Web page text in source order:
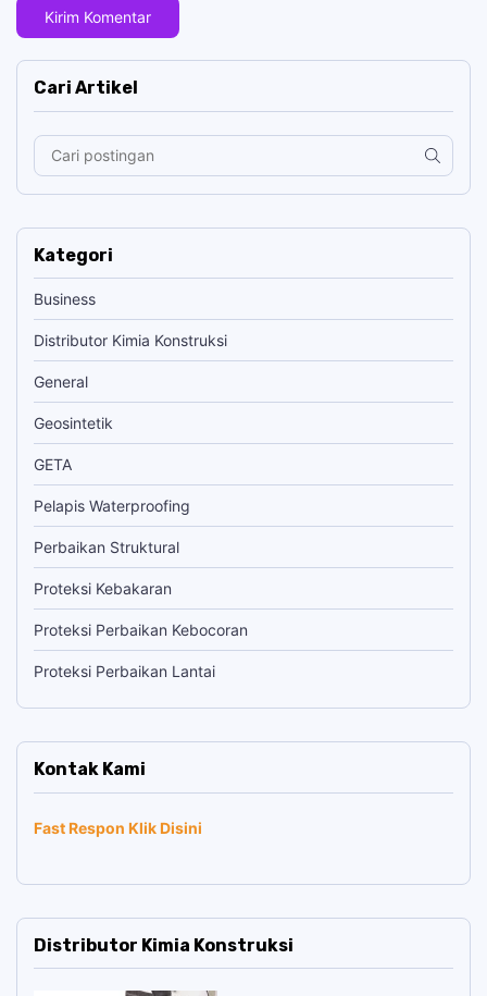
Cari Artikel
Kategori
Business
Distributor Kimia Konstruksi
General
Geosintetik
GETA
Pelapis Waterproofing
Perbaikan Struktural
Proteksi Kebakaran
Proteksi Perbaikan Kebocoran
Proteksi Perbaikan Lantai
Kontak Kami
Fast Respon Klik Disini
Distributor Kimia Konstruksi